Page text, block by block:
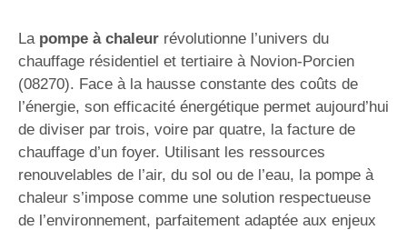
La pompe à chaleur révolutionne l’univers du
chauffage résidentiel et tertiaire à Novion-Porcien
(08270). Face à la hausse constante des coûts de
l’énergie, son efficacité énergétique permet aujourd’hui
de diviser par trois, voire par quatre, la facture de
chauffage d’un foyer. Utilisant les ressources
renouvelables de l’air, du sol ou de l’eau, la pompe à
chaleur s’impose comme une solution respectueuse
de l’environnement, parfaitement adaptée aux enjeux